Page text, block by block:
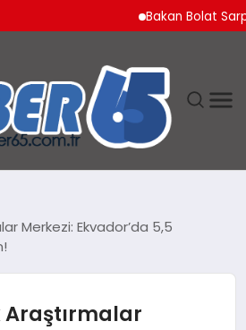
Bakan Bolat Sarp
Merkezi: Ekvador’da 5,5
Araştırmalar